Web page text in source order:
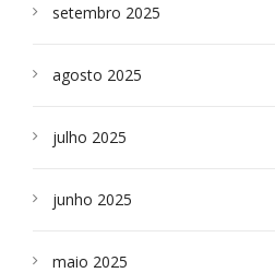
setembro 2025
agosto 2025
julho 2025
junho 2025
maio 2025